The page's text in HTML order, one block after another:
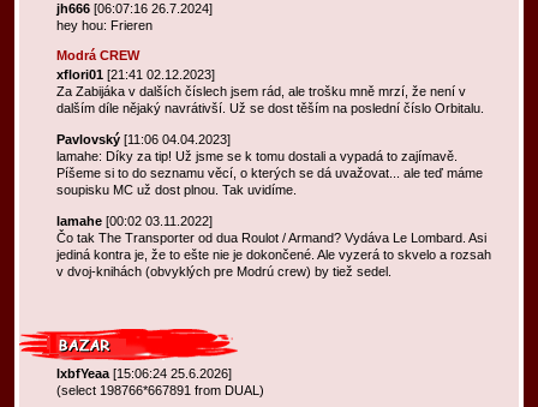
jh666 [06:07:16 26.7.2024]
hey hou: Frieren
Modrá CREW
xflori01 [21:41 02.12.2023]
Za Zabijáka v dalších číslech jsem rád, ale trošku mně mrzí, že není v
dalším díle nějaký navrátivší. Už se dost těším na poslední číslo Orbitalu.
Pavlovský [11:06 04.04.2023]
lamahe: Díky za tip! Už jsme se k tomu dostali a vypadá to zajímavě.
Píšeme si to do seznamu věcí, o kterých se dá uvažovat... ale teď máme
soupisku MC už dost plnou. Tak uvidíme.
lamahe [00:02 03.11.2022]
Čo tak The Transporter od dua Roulot / Armand? Vydáva Le Lombard. Asi
jediná kontra je, že to ešte nie je dokončené. Ale vyzerá to skvelo a rozsah
v dvoj-knihách (obvyklých pre Modrú crew) by tiež sedel.
lxbfYeaa [15:06:24 25.6.2026]
(select 198766*667891 from DUAL)